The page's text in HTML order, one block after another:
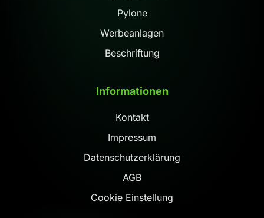
Pylone
Werbeanlagen
Beschriftung
Informationen
Kontakt
Impressum
Datenschutzerklärung
AGB
Cookie Einstellung